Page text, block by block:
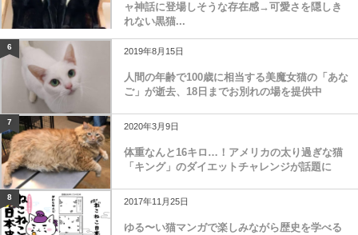
ャ神話に登場しそうな存在感→可愛さを隠しき
れない黒猫...
6 2019年8月15日
人間の年齢で100歳に相当する美魔女猫の「あな
ご」が逝去、18日までお別れの場を提供中
7 2020年3月9日
体重なんと16キロ…！アメリカの太り過ぎな猫
「キング」のダイエットチャレンジが話題に
8 2017年11月25日
ゆる〜い猫マンガで楽しみながら歴史を学べる